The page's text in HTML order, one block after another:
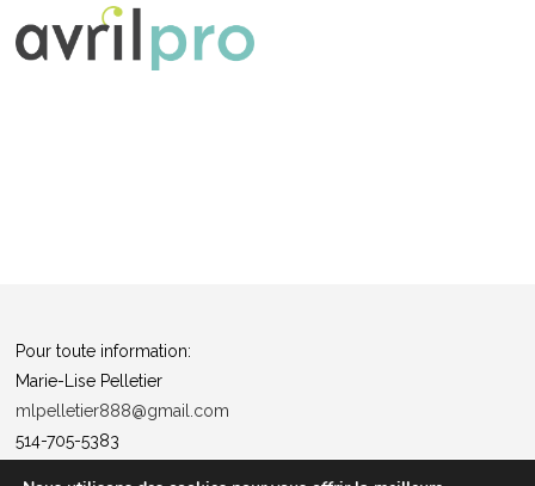
Pour toute information:
Marie-Lise Pelletier
mlpelletier888@gmail.com
514-705-5383